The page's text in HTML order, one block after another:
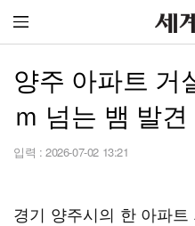
양주 아파트 거
ｍ 넘는 뱀 발
입력 : 2026-07-02 13:21
경기 양주시의 한 아파